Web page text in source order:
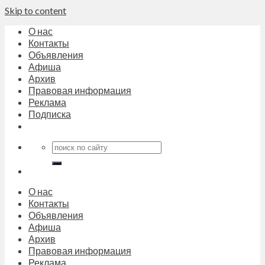
Skip to content
О нас
Контакты
Объявления
Афиша
Архив
Правовая информация
Реклама
Подписка
О нас
Контакты
Объявления
Афиша
Архив
Правовая информация
Реклама